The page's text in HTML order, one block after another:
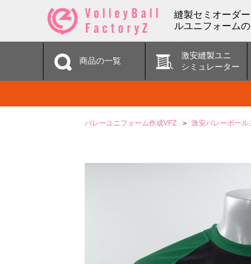
縫製セミオーダ
ルユニフォーム
商品の一覧
激安縫製ユニ
シミュレーター
バレーユニフォーム作成VFZ 激安バレーボール